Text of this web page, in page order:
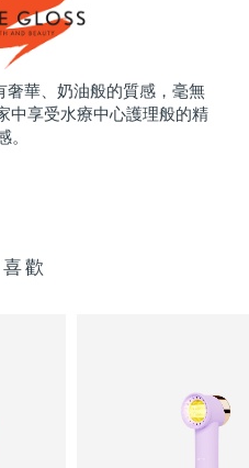
奢華、奶油般的質感，毫無
中享受水療中心護理般的精
。
歡